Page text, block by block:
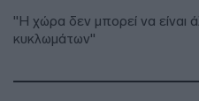
"Η χώρα δεν μπορεί να είναι
κυκλωμάτων"